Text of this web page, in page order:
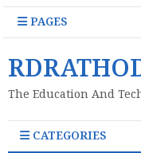
PAGES
The Education And
CATEGORIES